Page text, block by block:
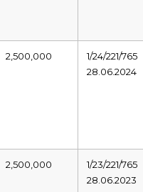
2,500,000
1/24/221/765
28.06.2024
2,500,000
1/23/221/765
28.06.2023